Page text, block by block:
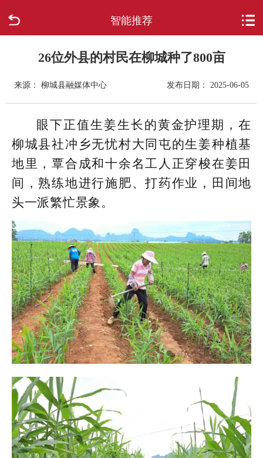
智能推荐
走进柳城
新闻中心
政府信息公开
网上办事
互动回应
26位外县的村民在柳城种了800亩
来源： 柳城县融媒体中心 发布日期： 2025-06-05
眼下正值生姜生长的黄金护理期，在
柳城县社冲乡无忧村大同屯的生姜种植基
地里，覃合成和十余名工人正穿梭在姜田
间，熟练地进行施肥、打药作业，田间地
头一派繁忙景象。